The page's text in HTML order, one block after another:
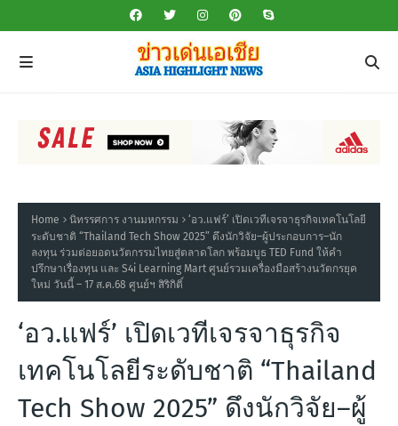
Home นิทรรศการ งานมหกรรม
‘อว.แฟร์’ เปิดเวทีเจรจาธุรกิจเทคโนโลยี
ระดับชาติ “Thailand Tech Show 2025” ดึงนักวิจัย–ผู้ประกอบการ–นัก
ลงทุน ร่วมต่อยอดนวัตกรรมไทยสู่ตลาดโลก พร้อมบูธ TED Fund ให้คำ
ปรึกษาเรื่องทุน และ S4i Learning Mart ศูนย์รวมเครื่องมือสร้างนวัตกรยุค
ใหม่ วันนี้ – 17 ส.ค.68 ศูนย์ฯ สิริกิติ์
‘อว.แฟร์’ เปิดเวทีเจรจาธุรกิจ
เทคโนโลยีระดับชาติ “Thailand
Tech Show 2025” ดึงนักวิจัย–ผู้